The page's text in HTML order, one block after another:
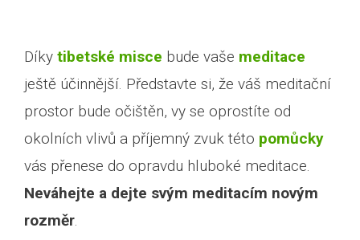
Díky tibetské misce bude vaše meditace
ještě účinnější. Představte si, že váš meditační
prostor bude očištěn, vy se oprostíte od
okolních vlivů a příjemný zvuk této pomůcky
vás přenese do opravdu hluboké meditace.
Neváhejte a dejte svým meditacím novým
rozměr.